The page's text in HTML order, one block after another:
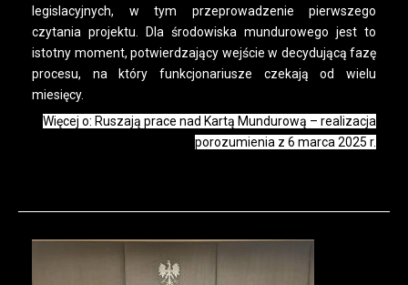
legislacyjnych, w tym przeprowadzenie pierwszego
czytania projektu. Dla środowiska mundurowego jest to
istotny moment, potwierdzający wejście w decydującą fazę
procesu, na który funkcjonariusze czekają od wielu
miesięcy.
Więcej o: Ruszają prace nad Kartą Mundurową – realizacja
porozumienia z 6 marca 2025 r.